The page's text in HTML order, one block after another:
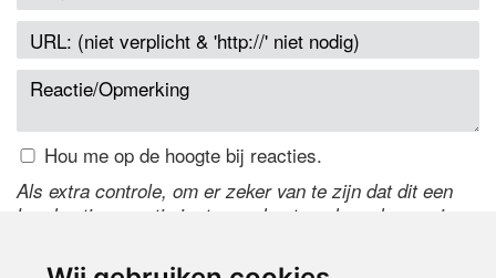
Hou me op de hoogte bij reacties.
Als extra controle, om er zeker van te zijn dat dit een
handmatige reactie is, typ onderstaande code over in
de code te wijzigen.